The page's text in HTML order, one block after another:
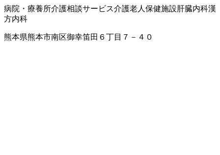
病院・療養所介護相談サービス介護老人保健施設肝臓内科漢
方内科
熊本県熊本市南区御幸笛田６丁目７－４０